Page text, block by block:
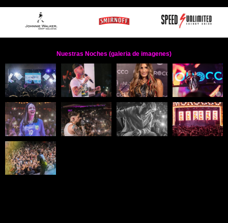
Nuestras Noches (galeria de imagenes)